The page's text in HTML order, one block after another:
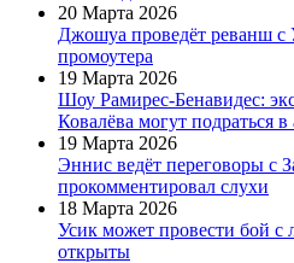
20 Марта 2026
Джошуа проведёт реванш с
промоутера
19 Марта 2026
Шоу Рамирес-Бенавидес:
Ковалёва могут подраться в
19 Марта 2026
Эннис ведёт переговоры с
прокомментировал слухи
18 Марта 2026
Усик может провести бой
открыты